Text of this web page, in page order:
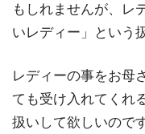
もしれませんが、レ
いレディー」という
レディーの事をお母
ても受け入れてくれ
扱いして欲しいのです